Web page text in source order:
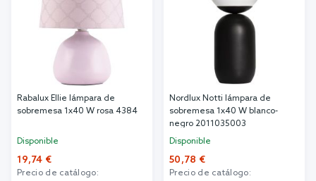
Rabalux Ellie lámpara de
sobremesa 1x40 W rosa 4384
Disponible
19,74 €
Precio de catálogo:
Nordlux Notti lámpara de
sobremesa 1x40 W blanco-
negro 2011035003
Disponible
50,78 €
Precio de catálogo: